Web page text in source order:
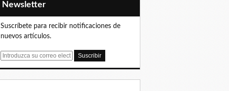
Newsletter
Suscríbete para recibir notificaciones de
nuevos artículos.
E